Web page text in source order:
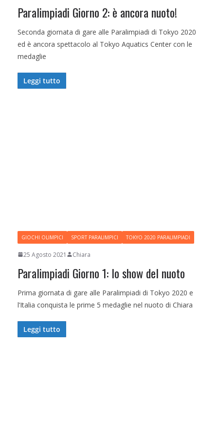
Paralimpiadi Giorno 2: è ancora nuoto!
Seconda giornata di gare alle Paralimpiadi di Tokyo 2020
ed è ancora spettacolo al Tokyo Aquatics Center con le
medaglie
Leggi tutto
GIOCHI OLIMPICI SPORT PARALIMPICI TOKYO 2020 PARALIMPIADI
25 Agosto 2021 Chiara
Paralimpiadi Giorno 1: lo show del nuoto
Prima giornata di gare alle Paralimpiadi di Tokyo 2020 e
l’Italia conquista le prime 5 medaglie nel nuoto di Chiara
Leggi tutto